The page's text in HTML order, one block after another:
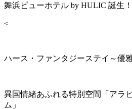
舞浜ビューホテル by HULIC 誕生
<
ハース・ファンタジーステイ～優
異国情緒あふれる特別空間「アラ
ム」